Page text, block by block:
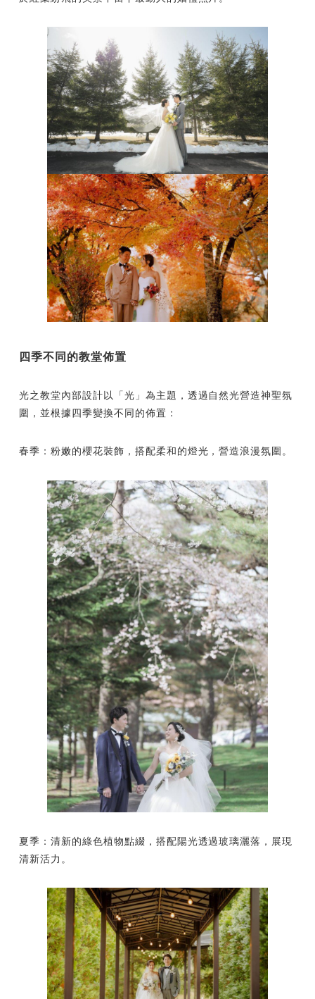
四季不同的教堂佈置
光之教堂內部設計以「光」為主題，透過自然光營造神聖氛
圍，並根據四季變換不同的佈置：
春季：粉嫩的櫻花裝飾，搭配柔和的燈光，營造浪漫氛圍。
夏季：清新的綠色植物點綴，搭配陽光透過玻璃灑落，展現
清新活力。